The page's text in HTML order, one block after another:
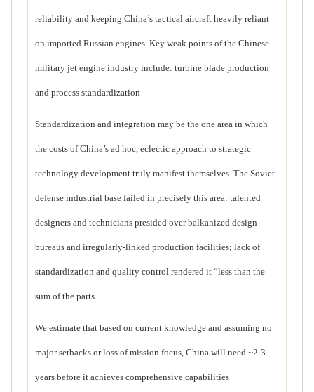
reliability and keeping China’s tactical aircraft heavily reliant
on imported Russian engines. Key weak points of the Chinese
military jet engine industry include: turbine blade production
and process standardization
Standardization and integration may be the one area in which
the costs of China’s ad hoc, eclectic approach to strategic
technology development truly manifest themselves. The Soviet
defense industrial base failed in precisely this area: talented
designers and technicians presided over balkanized design
bureaus and irregularly-linked production facilities; lack of
standardization and quality control rendered it “less than the
sum of the parts
We estimate that based on current knowledge and assuming no
major setbacks or loss of mission focus, China will need ~2-3
years before it achieves comprehensive capabilities